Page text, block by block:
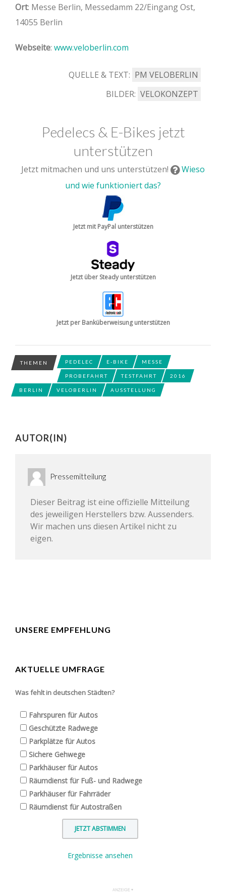
Ort: Messe Berlin, Messedamm 22/Eingang Ost,
14055 Berlin
Webseite: www.veloberlin.com
QUELLE & TEXT: PM VELOBERLIN
BILDER: VELOKONZEPT
Pedelecs & E-Bikes jetzt
unterstützen
Jetzt mitmachen und uns unterstützen!
Wieso
und wie funktioniert das?
Jetzt mit PayPal unterstützen
Jetzt über Steady unterstützen
Jetzt per Banküberweisung unterstützen
THEMEN PEDELEC E-BIKE MESSE
PROBEFAHRT TESTFAHRT 2016
BERLIN VELOBERLIN AUSSTELLUNG
AUTOR(IN)
Pressemitteilung
Dieser Beitrag ist eine offizielle Mitteilung
des jeweiligen Herstellers bzw. Aussenders.
Wir machen uns diesen Artikel nicht zu
eigen.
UNSERE EMPFEHLUNG
AKTUELLE UMFRAGE
Was fehlt in deutschen Städten?
Fahrspuren für Autos
Geschützte Radwege
Parkplätze für Autos
Sichere Gehwege
Parkhäuser für Autos
Räumdienst für Fuß- und Radwege
Parkhäuser für Fahrräder
Räumdienst für Autostraßen
Ergebnisse ansehen